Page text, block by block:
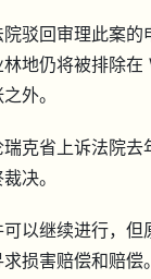
驳回审理此案的
林地仍将被排除
外。
克省上诉法院去
决。
以继续进行，但
损害赔偿和赔偿